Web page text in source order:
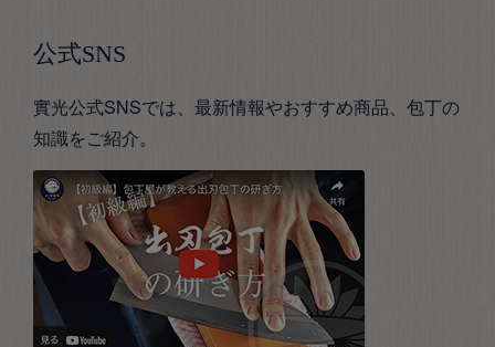
公式SNS
實光公式SNSでは、最新情報やおすすめ商品、包丁の
知識をご紹介。